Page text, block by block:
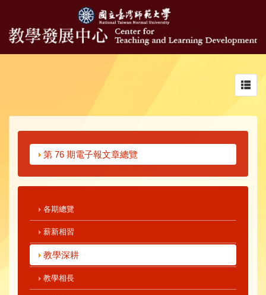
第 76 期電子報文章總覽
各期總覽
薪新相習
教學深耕
教學相長